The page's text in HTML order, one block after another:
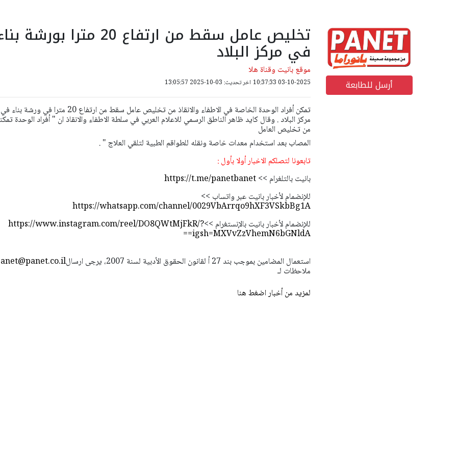
أرسل للطابعة
تخليص عامل سقط من ارتفاع 20 مترا بورشة
في مركز البلاد
موقع بانيت وقناة هلا
03-10-2025 10:37:33 اخر تحديث: 03-10-2025 13:05:57
تمكن أفراد الوحدة الخاصة في الاطفاء والانقاذ من تخليص عامل سقط من ارتفاع 20 مترا في ورشة بناء في
مركز البلاد . وقال كايد ظاهر الناطق الرسمي للاعلام العربي في سلطة الاطفاء والانقاذ ان " أفراد الوحدة
من تخليص العامل
المصاب بعد استخدام معدات خاصة ونقله للطواقم الطبية لتلقي العلاج " .
تابعونا لتصلكم الاخبار أولا بأول :
بانيت بالتلغرام >>https://t.me/panetbanet
للإنضمام لأخبار بانيت عبر واتساب >>
https://whatsapp.com/channel/0029VbArrqo9hXF3VSkbBg1A
للإنضمام لأخبار بانيت بالإنستغرام >>https://www.instagram.com/reel/DO8QWtMjFkR/?
igsh=MXVvZzVhemN6bGNldA==
استعمال المضامين بموجب بند 27 أ لقانون الحقوق الأدبية لسنة 2007، يرجى ارسال
ملاحظات لـ
لمزيد من أخبار اضغط هنا